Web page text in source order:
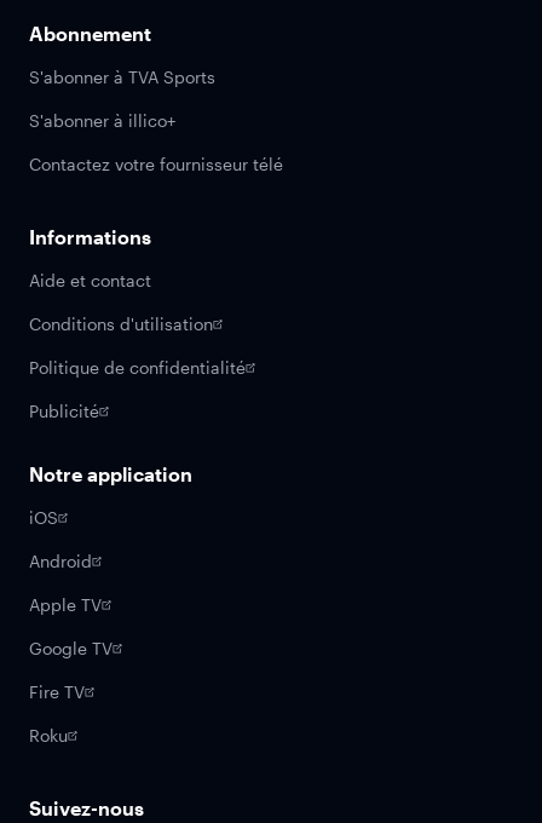
Abonnement
S'abonner à TVA Sports
S'abonner à illico+
Contactez votre fournisseur télé
Informations
Aide et contact
Conditions d'utilisation
Politique de confidentialité
Publicité
Notre application
iOS
Android
Apple TV
Google TV
Fire TV
Roku
Suivez-nous